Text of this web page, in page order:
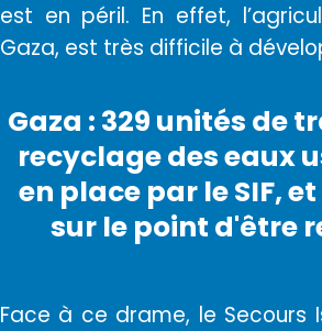
est en péril. En effet,
Gaza, est très difficile à
Gaza : 329 unités de
recyclage des eaux
en place par le SIF,
sur le point d'être
Face à ce drame, le Secours